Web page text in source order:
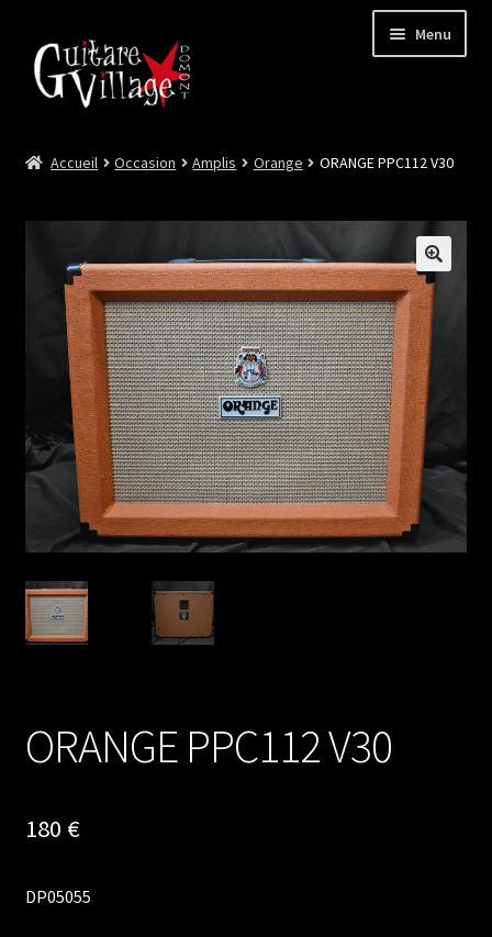
Menu
menu
enfant
Occasion
Ouvrir
le
menu
Lutherie et Artisanat
Good Deal !
Les Videos
Contact
Accueil Occasion Amplis Orange ORANGE PPC112 V30
ORANGE PPC112 V30
180 €
DP05055